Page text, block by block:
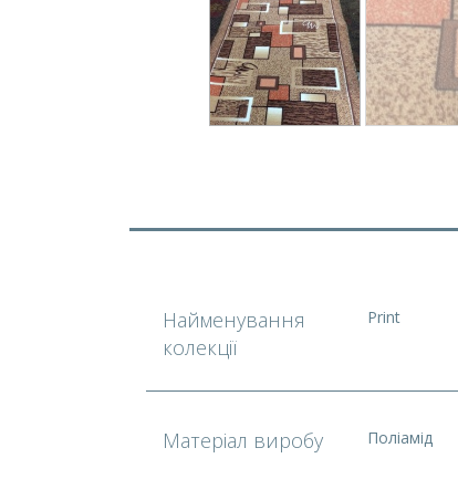
Найменування
колекції
Print
Матеріал виробу Поліамід